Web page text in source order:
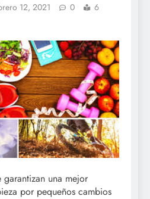
12, 2021 0
6
garantizan una mejor
por pequeños cambios